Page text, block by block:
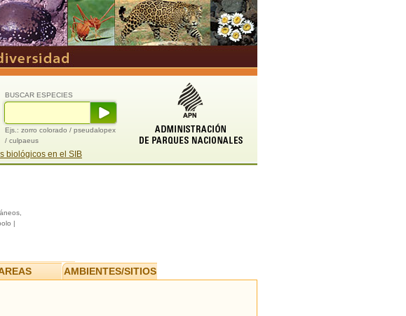
BUSCAR ESPECIES
Ejs.: zorro colorado / pseudalopex
/ culpaeus
biológicos en el SIB
|
AMBIENTES/SITIOS